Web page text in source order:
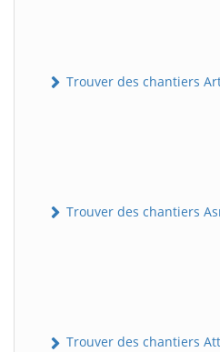
Trouver des chantiers
Trouver des chantiers
Trouver des chantiers